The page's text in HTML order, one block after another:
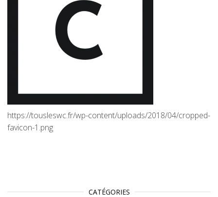
https://tousleswc.fr/wp-content/uploads/2018/04/cropped-
favicon-1.png
CATÉGORIES